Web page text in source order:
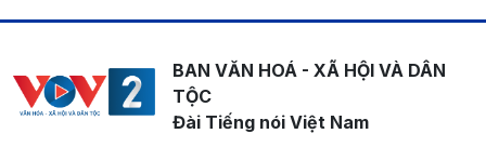
BAN VĂN HOÁ - XÃ HỘI VÀ DÂN
TỘC
Đài Tiếng nói Việt Nam